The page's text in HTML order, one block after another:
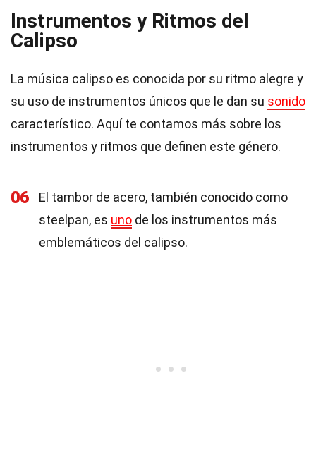
Instrumentos y Ritmos del
Calipso
La música calipso es conocida por su ritmo alegre y
su uso de instrumentos únicos que le dan su sonido
característico. Aquí te contamos más sobre los
instrumentos y ritmos que definen este género.
06
El tambor de acero, también conocido como
steelpan, es uno de los instrumentos más
emblemáticos del calipso.